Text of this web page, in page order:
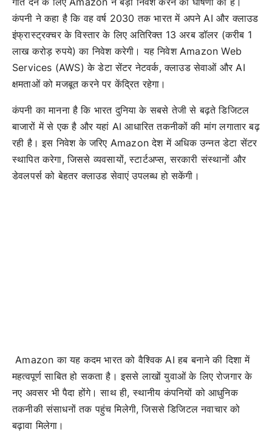
कंपनी ने कहा है कि वह वर्ष 2030 तक भारत में अपने AI और क्लाउड
इंफ्रास्ट्रक्चर के विस्तार के लिए अतिरिक्त 13 अरब डॉलर (करीब 1
लाख करोड़ रुपये) का निवेश करेगी। यह निवेश Amazon Web
Services (AWS) के डेटा सेंटर नेटवर्क, क्लाउड सेवाओं और AI
क्षमताओं को मजबूत करने पर केंद्रित रहेगा।
कंपनी का मानना है कि भारत दुनिया के सबसे तेजी से बढ़ते डिजिटल
बाजारों में से एक है और यहां AI आधारित तकनीकों की मांग लगातार बढ़
रही है। इस निवेश के जरिए Amazon देश में अधिक उन्नत डेटा सेंटर
स्थापित करेगा, जिससे व्यवसायों, स्टार्टअप्स, सरकारी संस्थानों और
डेवलपर्स को बेहतर क्लाउड सेवाएं उपलब्ध हो सकेंगी।
Amazon का यह कदम भारत को वैश्विक AI हब बनाने की दिशा में
महत्वपूर्ण साबित हो सकता है। इससे लाखों युवाओं के लिए रोजगार के
नए अवसर भी पैदा होंगे। साथ ही, स्थानीय कंपनियों को आधुनिक
तकनीकी संसाधनों तक पहुंच मिलेगी, जिससे डिजिटल नवाचार को
बढ़ावा मिलेगा।